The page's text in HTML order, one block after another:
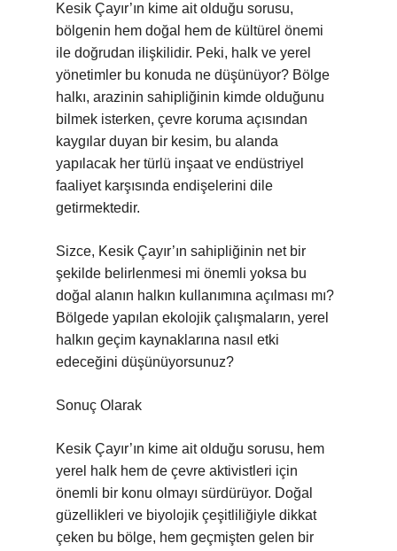
Kesik Çayır’ın kime ait olduğu sorusu,
bölgenin hem doğal hem de kültürel önemi
ile doğrudan ilişkilidir. Peki, halk ve yerel
yönetimler bu konuda ne düşünüyor? Bölge
halkı, arazinin sahipliğinin kimde olduğunu
bilmek isterken, çevre koruma açısından
kaygılar duyan bir kesim, bu alanda
yapılacak her türlü inşaat ve endüstriyel
faaliyet karşısında endişelerini dile
getirmektedir.
Sizce, Kesik Çayır’ın sahipliğinin net bir
şekilde belirlenmesi mi önemli yoksa bu
doğal alanın halkın kullanımına açılması mı?
Bölgede yapılan ekolojik çalışmaların, yerel
halkın geçim kaynaklarına nasıl etki
edeceğini düşünüyorsunuz?
Sonuç Olarak
Kesik Çayır’ın kime ait olduğu sorusu, hem
yerel halk hem de çevre aktivistleri için
önemli bir konu olmayı sürdürüyor. Doğal
güzellikleri ve biyolojik çeşitliliğiyle dikkat
çeken bu bölge, hem geçmişten gelen bir